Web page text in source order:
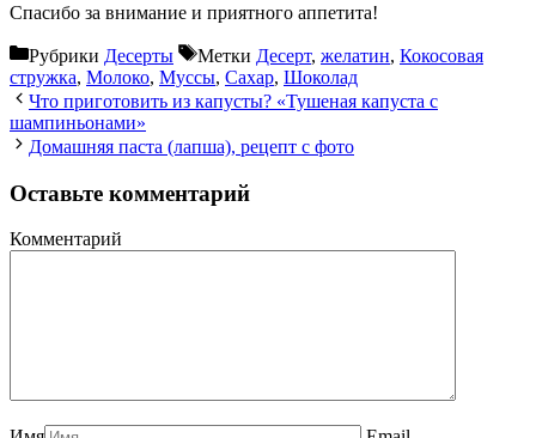
Спасибо за внимание и приятного аппетита!
Рубрики Десерты Метки Десерт, желатин, Кокосовая
стружка, Молоко, Муссы, Сахар, Шоколад
Что приготовить из капусты? «Тушеная капуста с
шампиньонами»
Домашняя паста (лапша), рецепт с фото
Оставьте комментарий
Комментарий